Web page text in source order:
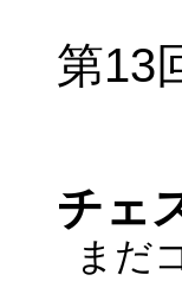
第13
チェ
まだ